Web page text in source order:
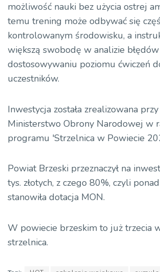
możliwość nauki bez użycia ostrej
temu trening może odbywać się
kontrolowanym środowisku, a
większą swobodę w analizie
dostosowywaniu poziomu ćwiczeń
uczestników.
Inwestycja została zrealizowana
Ministerstwo Obrony Narodowej w
programu 'Strzelnica w Powiecie
Powiat Brzeski przeznaczył na
tys. złotych, z czego 80%, czyli
stanowiła dotacja MON.
W powiecie brzeskim to już trzecia
strzelnica.